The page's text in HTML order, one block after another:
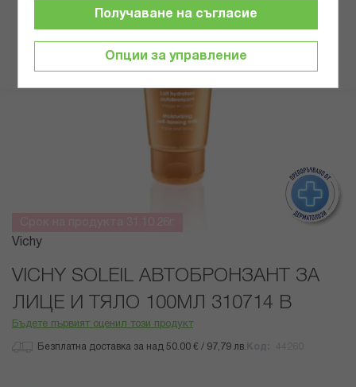
Преминете
началото
галерия
със
Vichy
VICHY SOLEIL АВТОБРОНЗАНТ ЗА
ЛИЦЕ И ТЯЛО 100МЛ 310714 B
Бъдете първият оценил този продукт
Безплатна доставка за над 50.00 € / 97,79 лв.
Опции за управление
Получаване на съгласие